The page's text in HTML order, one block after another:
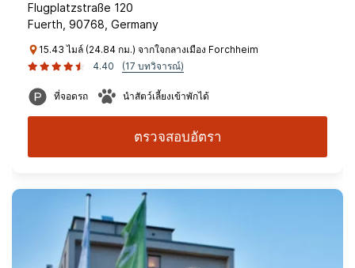
Flugplatzstraße 120
Fuerth, 90768, Germany
15.43 ไมล์ (24.84 กม.) จากใจกลางเมือง Forchheim
4.40
(17 บทวิจารณ์)
ที่จอดรถ นำสัตว์เลี้ยงเข้าพักได้
ตรวจสอบอัตรา